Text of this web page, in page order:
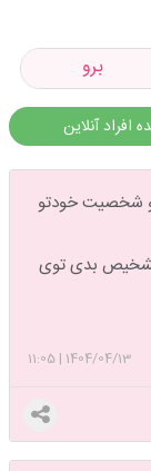
برو
افراد آنلاین
و شخصیت خودتو
تشخیص بدی توی
1404/04/13
|
11:05